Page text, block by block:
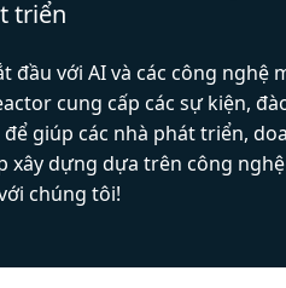
triển
đầu với AI và các công nghệ
cung cấp các sự kiện,
giúp các nhà phát triển,
xây dựng dựa trên công
chúng tôi!